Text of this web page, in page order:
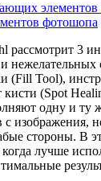
фотошопа
рассмотрит 3
нежелательных
(Fill Tool),
(Spot
одну и ту
с изображения,
стороны. В
когда лучше